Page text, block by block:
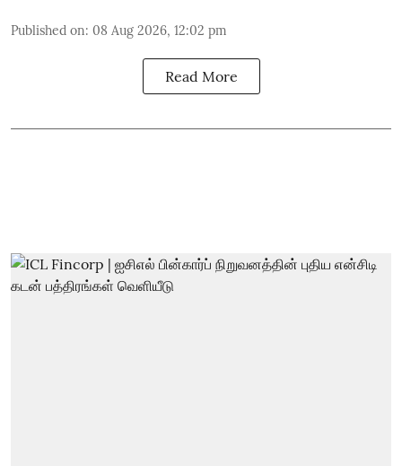
Published on: 08 Aug 2026, 12:02 pm
Read More